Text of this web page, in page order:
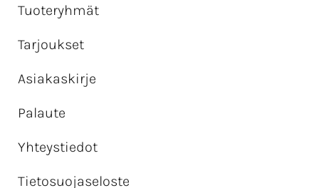
Tuoteryhmät
Tarjoukset
Asiakaskirje
Palaute
Yhteystiedot
Tietosuojaseloste